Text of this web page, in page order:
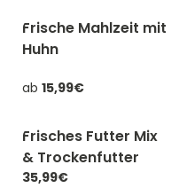
-20% mit CATCHEF20
Frische Mahlzeit mit
Huhn
ab 15,99€
-20% mit CATCHEF20
Frisches Futter Mix
& Trockenfutter
35,99€